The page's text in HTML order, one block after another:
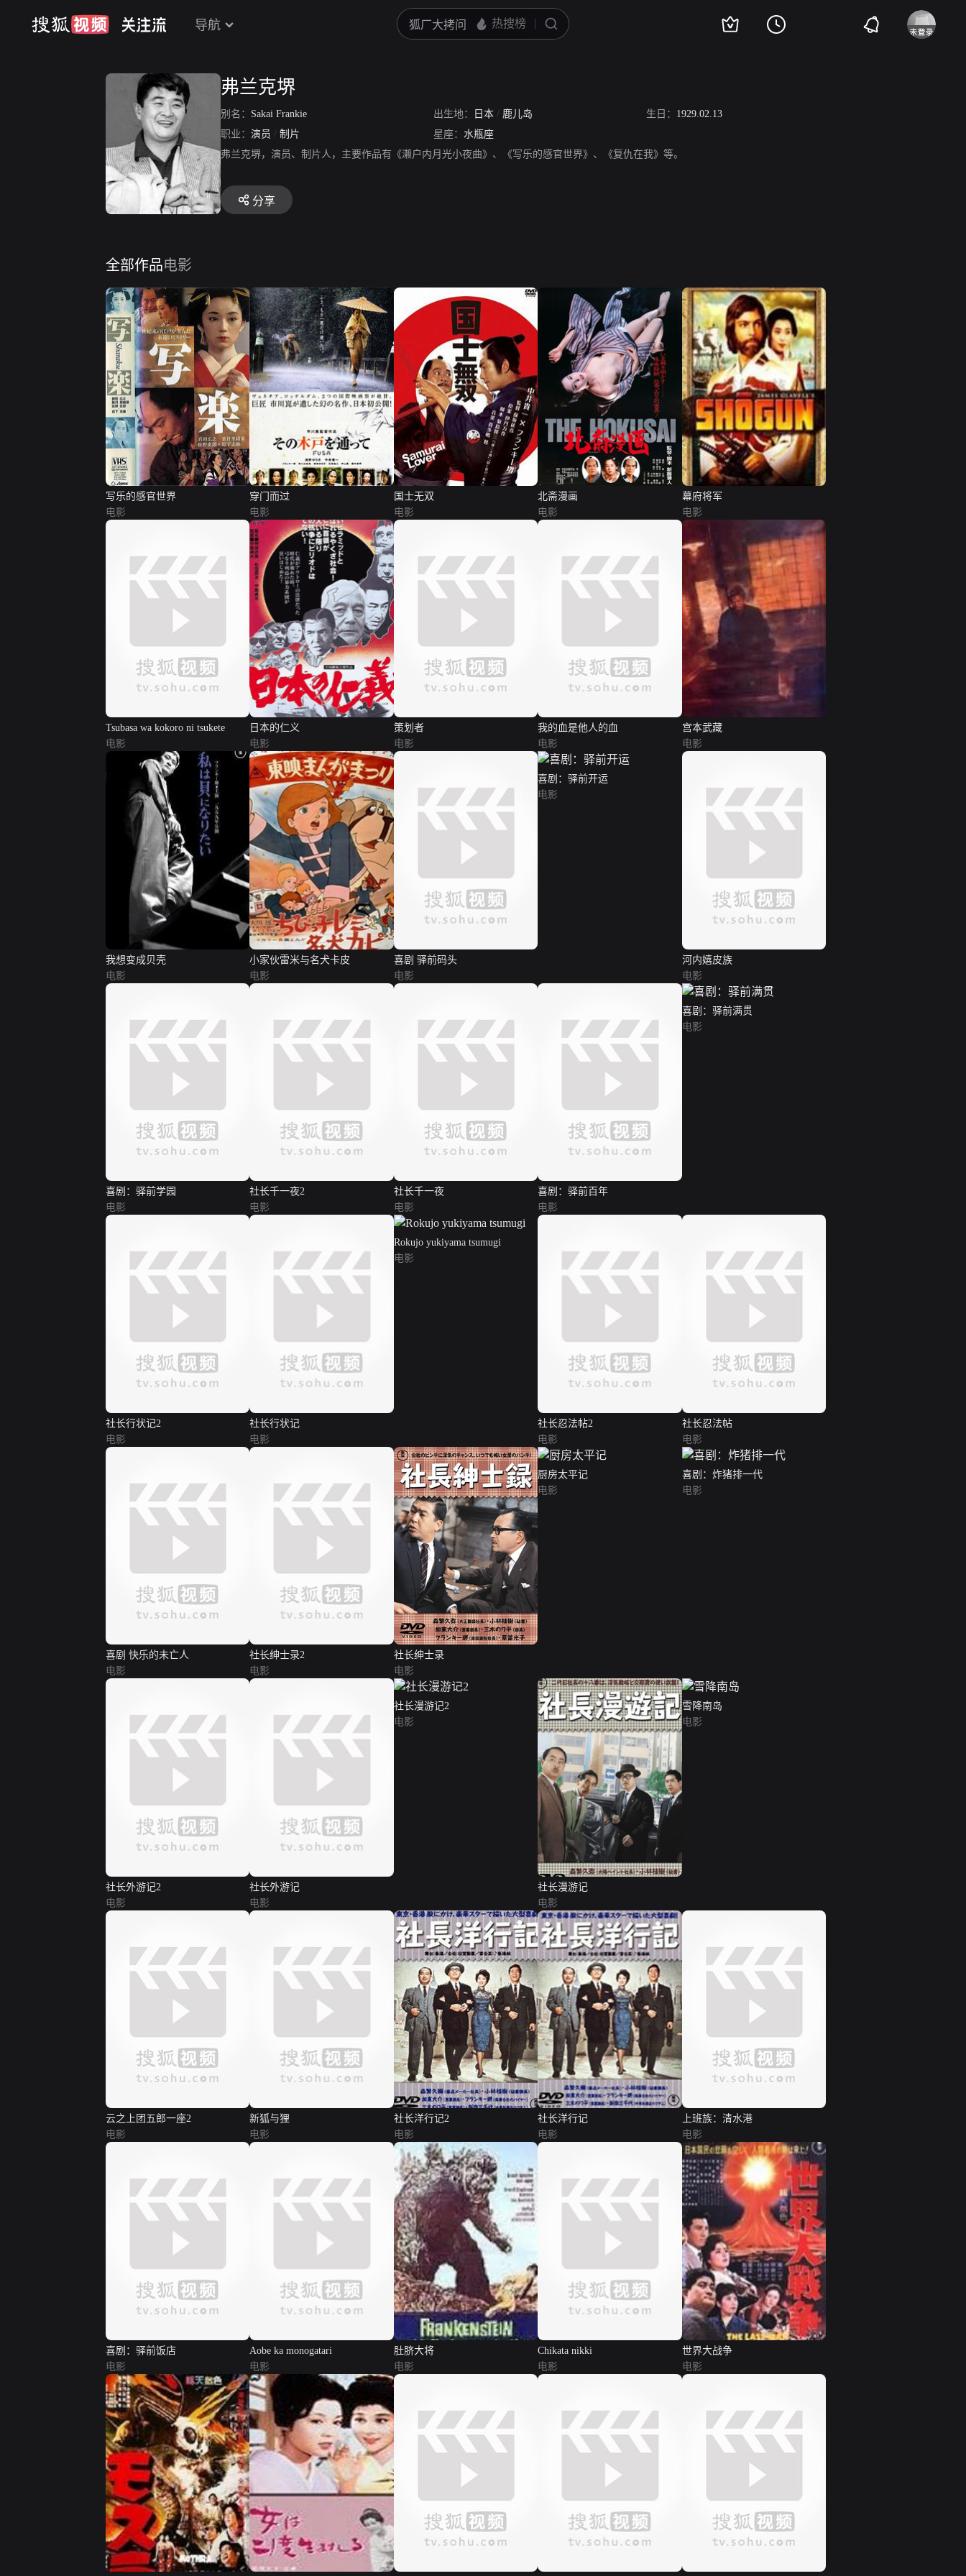
导航
弗兰克堺
别名： Sakai Frankie 出生地： 日本 / 鹿儿岛 生日： 1929.02.13
职业： 演员 / 制片 星座： 水瓶座
弗兰克堺，演员、制片人，主要作品有《濑户内月光小夜曲》、《写乐的感官世界》、《复仇在我》等。
分享
全部作品电影
写乐的感官世界
电影
穿门而过
电影
国士无双
电影
北斋漫画
电影
幕府将军
电影
Tsubasa wa kokoro ni tsukete
电影
日本的仁义
电影
策划者
电影
我的血是他人的血
电影
宫本武藏
电影
我想变成贝壳
电影
小家伙雷米与名犬卡皮
电影
喜剧 驿前码头
电影
喜剧：驿前开运
电影
河内嬉皮族
电影
喜剧：驿前学园
电影
社长千一夜2
电影
社长千一夜
电影
喜剧：驿前百年
电影
喜剧：驿前满贯
电影
社长行状记2
电影
社长行状记
电影
Rokujo yukiyama tsumugi
电影
社长忍法帖2
电影
社长忍法帖
电影
喜剧 快乐的未亡人
电影
社长绅士录2
电影
社长绅士录
电影
厨房太平记
电影
喜剧：炸猪排一代
电影
社长外游记2
电影
社长外游记
电影
社长漫游记2
电影
社长漫游记
电影
雪降南岛
电影
云之上团五郎一座2
电影
新狐与狸
电影
社长洋行记2
电影
社长洋行记
电影
上班族：清水港
电影
喜剧：驿前饭店
电影
Aobe ka monogatari
电影
肚脐大将
电影
Chikata nikki
电影
世界大战争
电影